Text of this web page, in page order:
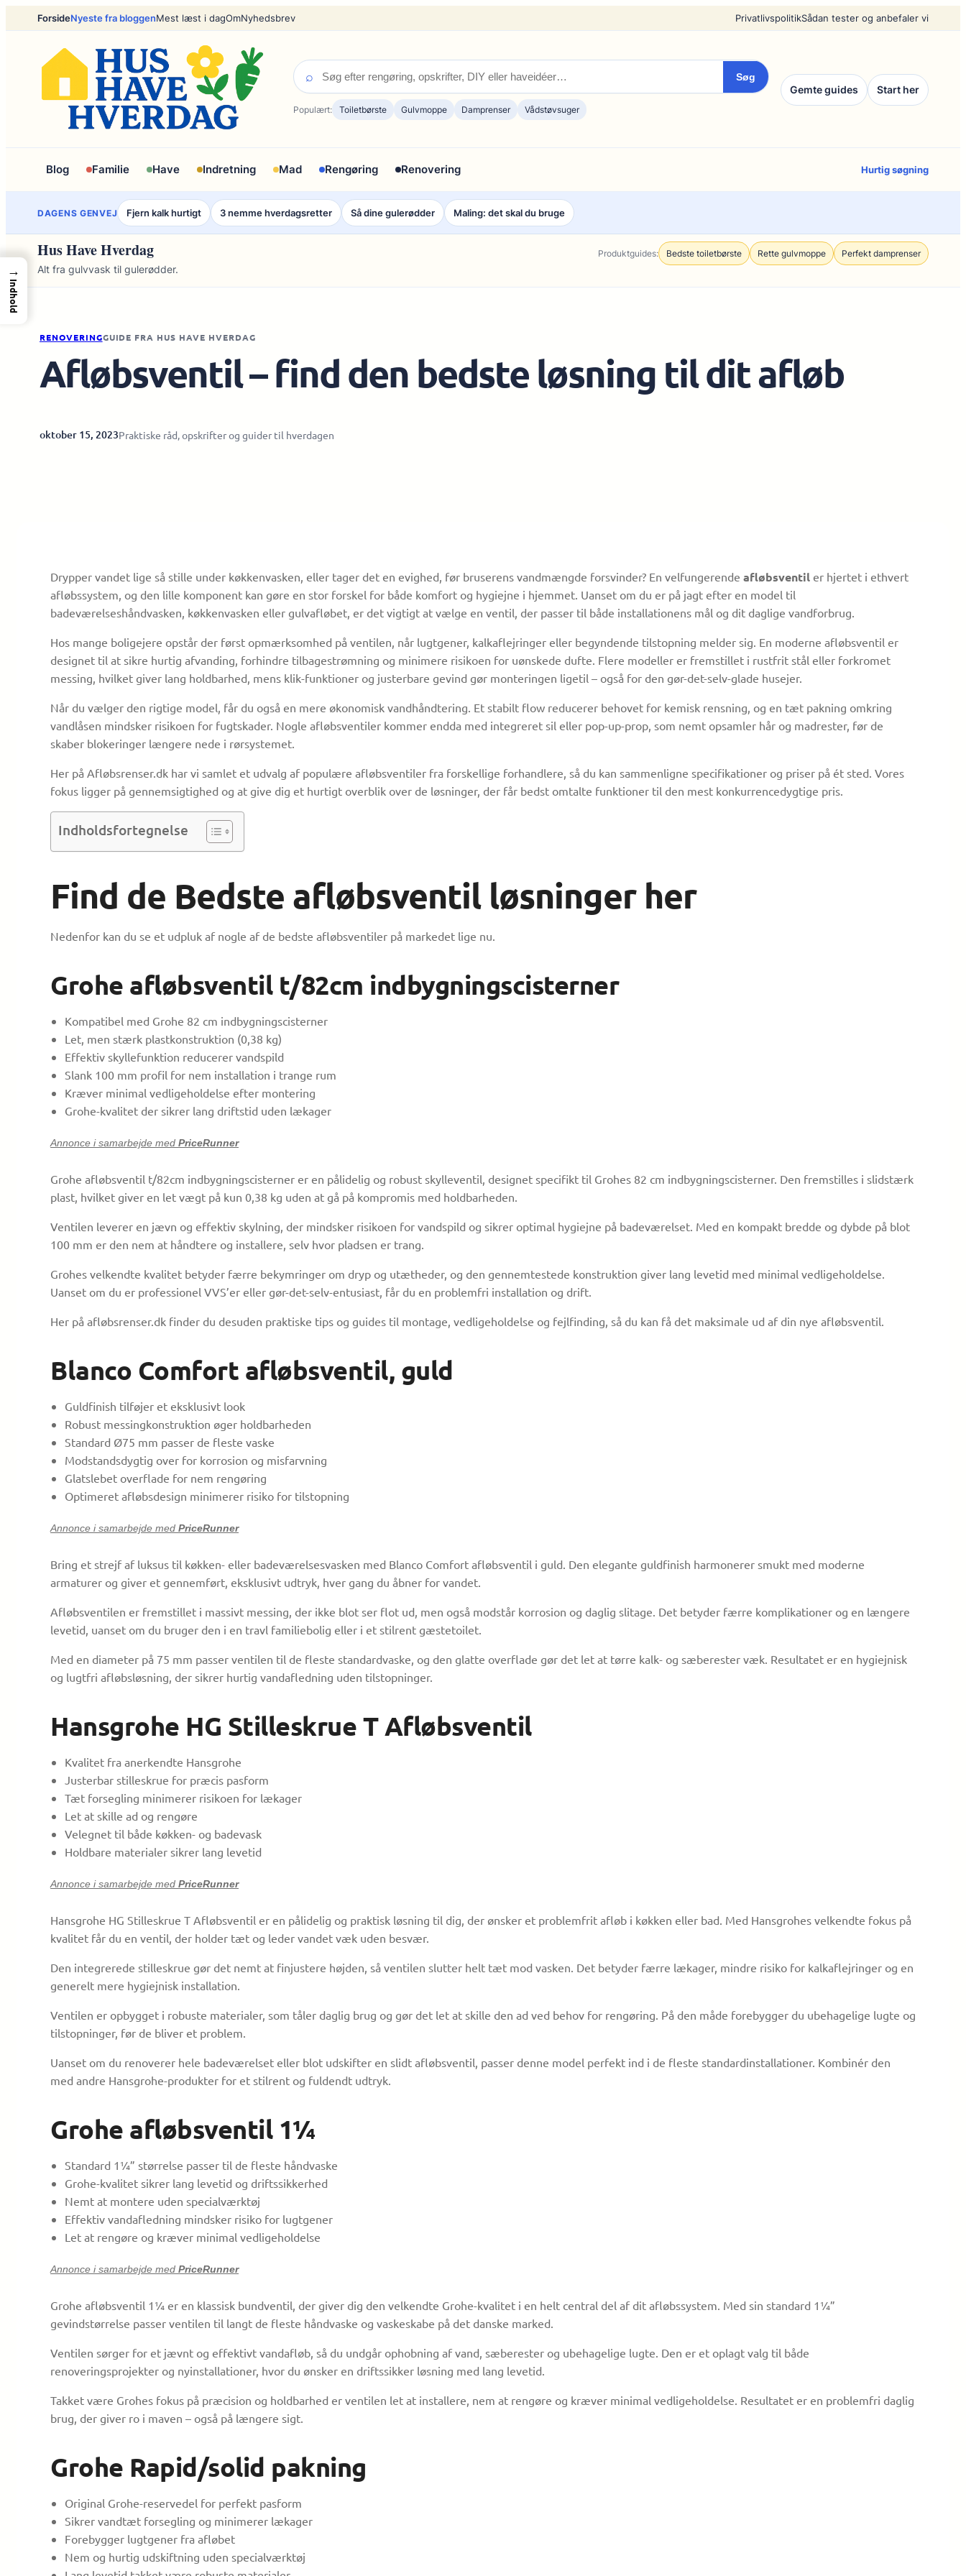
ForsideNyeste fra bloggenMest læst i dagOmNyhedsbrev PrivatlivspolitikSådan tester og anbefaler vi
⌕ Søg
Populært: Toiletbørste Gulvmoppe Damprenser Vådstøvsuger
Gemte guides Start her
Blog Familie Have Indretning Mad Rengøring Renovering Hurtig søgning
DAGENS GENVEJ Fjern kalk hurtigt 3 nemme hverdagsretter Så dine gulerødder Maling: det skal du bruge
Hus Have Hverdag
Alt fra gulvvask til gulerødder.
Produktguides: Bedste toiletbørste Rette gulvmoppe Perfekt damprenser
RENOVERINGGUIDE FRA HUS HAVE HVERDAG
Afløbsventil – find den bedste løsning til dit afløb
oktober 15, 2023Praktiske råd, opskrifter og guider til hverdagen
​​​Drypper vandet lige så stille under køkkenvasken, eller tager det en evighed, før bruserens vandmængde forsvinder? En velfungerende afløbsventil er hjertet i ethvert
afløbssystem, og den lille komponent kan gøre en stor forskel for både komfort og hygiejne i hjemmet. Uanset om du er på jagt efter en model til
badeværelseshåndvasken, køkkenvasken eller gulvafløbet, er det vigtigt at vælge en ventil, der passer til både installationens mål og dit daglige vandforbrug.
Hos mange boligejere opstår der først opmærksomhed på ventilen, når lugtgener, kalkaflejringer eller begyndende tilstopning melder sig. En moderne afløbsventil er
designet til at sikre hurtig afvanding, forhindre tilbagestrømning og minimere risikoen for uønskede dufte. Flere modeller er fremstillet i rustfrit stål eller forkromet
messing, hvilket giver lang holdbarhed, mens klik-funktioner og justerbare gevind gør monteringen ligetil – også for den gør-det-selv-glade husejer.
Når du vælger den rigtige model, får du også en mere økonomisk vandhåndtering. Et stabilt flow reducerer behovet for kemisk rensning, og en tæt pakning omkring
vandlåsen mindsker risikoen for fugtskader. Nogle afløbsventiler kommer endda med integreret sil eller pop-up-prop, som nemt opsamler hår og madrester, før de
skaber blokeringer længere nede i rørsystemet.
Her på Afløbsrenser.dk har vi samlet et udvalg af populære afløbsventiler fra forskellige forhandlere, så du kan sammenligne specifikationer og priser på ét sted. Vores
fokus ligger på gennemsigtighed og at give dig et hurtigt overblik over de løsninger, der får bedst omtalte funktioner til den mest konkurrencedygtige pris.
Indholdsfortegnelse
Find de Bedste afløbsventil løsninger her
Nedenfor kan du se et udpluk af nogle af de bedste afløbsventiler på markedet lige nu.
Grohe afløbsventil t/82cm indbygningscisterner
Kompatibel med Grohe 82 cm indbygningscisterner
Let, men stærk plastkonstruktion (0,38 kg)
Effektiv skyllefunktion reducerer vandspild
Slank 100 mm profil for nem installation i trange rum
Kræver minimal vedligeholdelse efter montering
Grohe-kvalitet der sikrer lang driftstid uden lækager
Annonce i samarbejde med PriceRunner
Grohe afløbsventil t/82cm indbygningscisterner er en pålidelig og robust skylleventil, designet specifikt til Grohes 82 cm indbygningscisterner. Den fremstilles i slidstærk
plast, hvilket giver en let vægt på kun 0,38 kg uden at gå på kompromis med holdbarheden.
Ventilen leverer en jævn og effektiv skylning, der mindsker risikoen for vandspild og sikrer optimal hygiejne på badeværelset. Med en kompakt bredde og dybde på blot
100 mm er den nem at håndtere og installere, selv hvor pladsen er trang.
Grohes velkendte kvalitet betyder færre bekymringer om dryp og utætheder, og den gennemtestede konstruktion giver lang levetid med minimal vedligeholdelse.
Uanset om du er professionel VVS’er eller gør-det-selv-entusiast, får du en problemfri installation og drift.
Her på afløbsrenser.dk finder du desuden praktiske tips og guides til montage, vedligeholdelse og fejlfinding, så du kan få det maksimale ud af din nye afløbsventil.
Blanco Comfort afløbsventil, guld
Guldfinish tilføjer et eksklusivt look
Robust messingkonstruktion øger holdbarheden
Standard Ø75 mm passer de fleste vaske
Modstandsdygtig over for korrosion og misfarvning
Glatslebet overflade for nem rengøring
Optimeret afløbsdesign minimerer risiko for tilstopning
Annonce i samarbejde med PriceRunner
Bring et strejf af luksus til køkken- eller badeværelsesvasken med Blanco Comfort afløbsventil i guld. Den elegante guldfinish harmonerer smukt med moderne
armaturer og giver et gennemført, eksklusivt udtryk, hver gang du åbner for vandet.
Afløbsventilen er fremstillet i massivt messing, der ikke blot ser flot ud, men også modstår korrosion og daglig slitage. Det betyder færre komplikationer og en længere
levetid, uanset om du bruger den i en travl familiebolig eller i et stilrent gæstetoilet.
Med en diameter på 75 mm passer ventilen til de fleste standardvaske, og den glatte overflade gør det let at tørre kalk- og sæberester væk. Resultatet er en hygiejnisk
og lugtfri afløbsløsning, der sikrer hurtig vandafledning uden tilstopninger.
Hansgrohe HG Stilleskrue T Afløbsventil
Kvalitet fra anerkendte Hansgrohe
Justerbar stilleskrue for præcis pasform
Tæt forsegling minimerer risikoen for lækager
Let at skille ad og rengøre
Velegnet til både køkken- og badevask
Holdbare materialer sikrer lang levetid
Annonce i samarbejde med PriceRunner
Hansgrohe HG Stilleskrue T Afløbsventil er en pålidelig og praktisk løsning til dig, der ønsker et problemfrit afløb i køkken eller bad. Med Hansgrohes velkendte fokus på
kvalitet får du en ventil, der holder tæt og leder vandet væk uden besvær.
Den integrerede stilleskrue gør det nemt at finjustere højden, så ventilen slutter helt tæt mod vasken. Det betyder færre lækager, mindre risiko for kalkaflejringer og en
generelt mere hygiejnisk installation.
Ventilen er opbygget i robuste materialer, som tåler daglig brug og gør det let at skille den ad ved behov for rengøring. På den måde forebygger du ubehagelige lugte og
tilstopninger, før de bliver et problem.
Uanset om du renoverer hele badeværelset eller blot udskifter en slidt afløbsventil, passer denne model perfekt ind i de fleste standardinstallationer. Kombinér den
med andre Hansgrohe-produkter for et stilrent og fuldendt udtryk.
Grohe afløbsventil 1¼
Standard 1¼” størrelse passer til de fleste håndvaske
Grohe-kvalitet sikrer lang levetid og driftssikkerhed
Nemt at montere uden specialværktøj
Effektiv vandafledning mindsker risiko for lugtgener
Let at rengøre og kræver minimal vedligeholdelse
Annonce i samarbejde med PriceRunner
Grohe afløbsventil 1¼ er en klassisk bundventil, der giver dig den velkendte Grohe-kvalitet i en helt central del af dit afløbssystem. Med sin standard 1¼”
gevindstørrelse passer ventilen til langt de fleste håndvaske og vaskeskabe på det danske marked.
Ventilen sørger for et jævnt og effektivt vandafløb, så du undgår ophobning af vand, sæberester og ubehagelige lugte. Den er et oplagt valg til både
renoveringsprojekter og nyinstallationer, hvor du ønsker en driftssikker løsning med lang levetid.
Takket være Grohes fokus på præcision og holdbarhed er ventilen let at installere, nem at rengøre og kræver minimal vedligeholdelse. Resultatet er en problemfri daglig
brug, der giver ro i maven – også på længere sigt.
Grohe Rapid/solid pakning
Original Grohe-reservedel for perfekt pasform
Sikrer vandtæt forsegling og minimerer lækager
Forebygger lugtgener fra afløbet
Nem og hurtig udskiftning uden specialværktøj
→
Indhold